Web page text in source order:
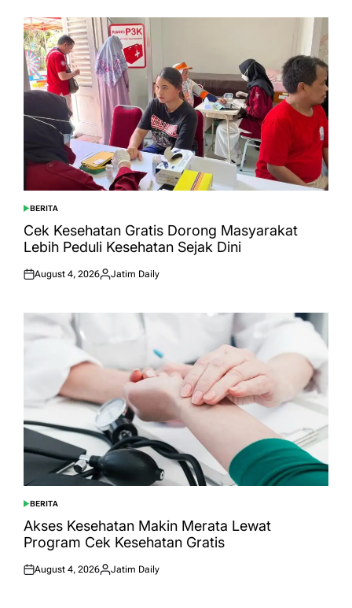
POSTED
IN
BERITA
Cek Kesehatan Gratis Dorong Masyarakat
Lebih Peduli Kesehatan Sejak Dini
Posted
August 4, 2026
Posted
Jatim Daily
POSTED
IN
BERITA
Akses Kesehatan Makin Merata Lewat
Program Cek Kesehatan Gratis
Posted
August 4, 2026
Posted
Jatim Daily